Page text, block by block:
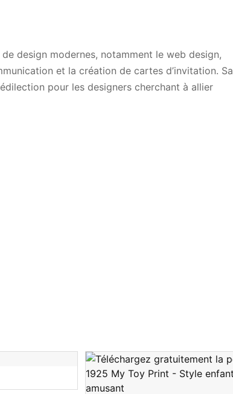
design modernes, notamment le web design,
et la création de cartes d’invitation. Sa
pour les designers cherchant à allier